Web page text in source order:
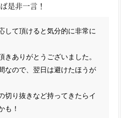
是非一言！
して頂けると気分的に非常に
きありがとうございました。
なので、翌日は避けたほうが
切り抜きなど持ってきたらイ
も！